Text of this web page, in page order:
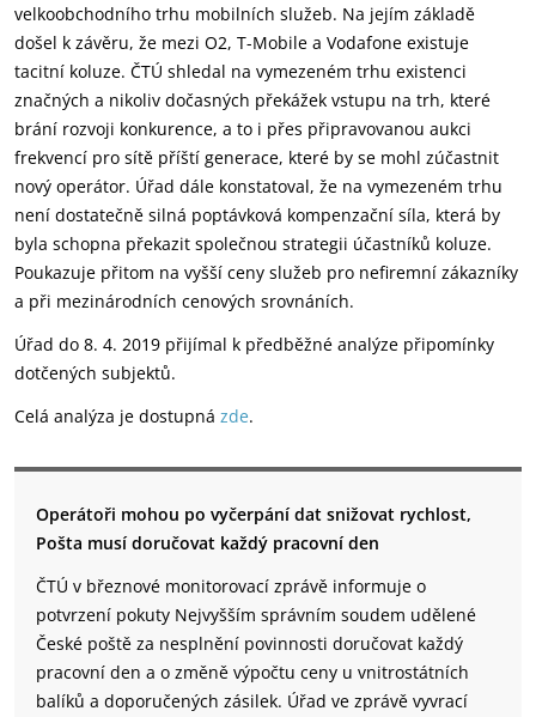
velkoobchodního trhu mobilních služeb. Na jejím základě
došel k závěru, že mezi O2, T-Mobile a Vodafone existuje
tacitní koluze. ČTÚ shledal na vymezeném trhu existenci
značných a nikoliv dočasných překážek vstupu na trh, které
brání rozvoji konkurence, a to i přes připravovanou aukci
frekvencí pro sítě příští generace, které by se mohl zúčastnit
nový operátor. Úřad dále konstatoval, že na vymezeném trhu
není dostatečně silná poptávková kompenzační síla, která by
byla schopna překazit společnou strategii účastníků koluze.
Poukazuje přitom na vyšší ceny služeb pro nefiremní zákazníky
a při mezinárodních cenových srovnáních.
Úřad do 8. 4. 2019 přijímal k předběžné analýze připomínky
dotčených subjektů.
Celá analýza je dostupná zde.
Operátoři mohou po vyčerpání dat snižovat rychlost,
Pošta musí doručovat každý pracovní den
ČTÚ v březnové monitorovací zprávě informuje o
potvrzení pokuty Nejvyšším správním soudem udělené
České poště za nesplnění povinnosti doručovat každý
pracovní den a o změně výpočtu ceny u vnitrostátních
balíků a doporučených zásilek. Úřad ve zprávě vyvrací